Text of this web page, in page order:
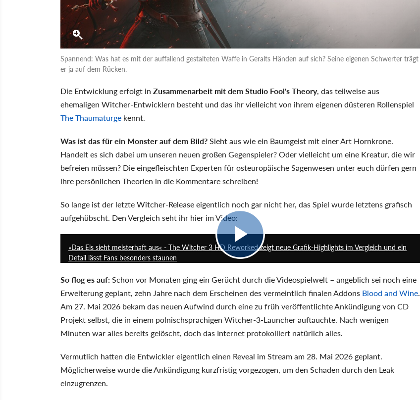
Spannend: Was hat es mit der auffallend gestalteten Waffe in Geralts Händen auf sich? Seine eigenen Schwerter trägt
er ja auf dem Rücken.
Die Entwicklung erfolgt in Zusammenarbeit mit dem Studio Fool's Theory, das teilweise aus
ehemaligen Witcher-Entwicklern besteht und das ihr vielleicht von ihrem eigenen düsteren Rollenspiel
The Thaumaturge kennt.
Was ist das für ein Monster auf dem Bild?Sieht aus wie ein Baumgeist mit einer Art Hornkrone.
Handelt es sich dabei um unseren neuen großen Gegenspieler? Oder vielleicht um eine Kreatur, die wir
befreien müssen? Die eingefleischten Experten für osteuropäische Sagenwesen unter euch dürfen gern
ihre persönlichen Theorien in die Kommentare schreiben!
So lange ist der letzte Witcher-Release eigentlich noch gar nicht her, das Spiel wurde letztens grafisch
aufgehübscht. Den Vergleich seht ihr hier im Video:
»Das Eis sieht meisterhaft aus« - The Witcher 3 HD Reworked zeigt neue Grafik-Highlights im Vergleich und ein
Detail lässt Fans besonders staunen
So flog es auf:Schon vor Monaten ging ein Gerücht durch die Videospielwelt – angeblich sei noch eine
Erweiterung geplant, zehn Jahre nach dem Erscheinen des vermeintlich finalen Addons Blood and Wine.
Am 27. Mai 2026 bekam das neuen Aufwind durch eine zu früh veröffentlichte Ankündigung von CD
Projekt selbst, die in einem polnischsprachigen Witcher-3-Launcher auftauchte. Nach wenigen
Minuten war alles bereits gelöscht, doch das Internet protokolliert natürlich alles.
Vermutlich hatten die Entwickler eigentlich einen Reveal im Stream am 28. Mai 2026 geplant.
Möglicherweise wurde die Ankündigung kurzfristig vorgezogen, um den Schaden durch den Leak
einzugrenzen.